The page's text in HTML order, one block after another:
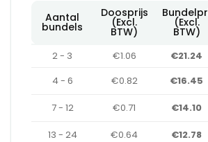
Aantal
bundels
Doosprijs
(Excl.
BTW)
(Excl.
BTW)
2 - 3 €1.06
€21.24
4 - 6
€0.82 €16.45
7 - 12 €0.71 €14.10
13 - 24 €0.64 €12.78